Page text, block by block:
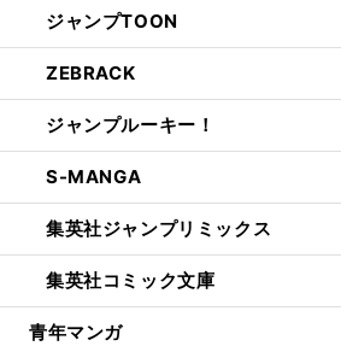
ジャンプTOON
ZEBRACK
ジャンプルーキー！
S-MANGA
集英社ジャンプリミックス
集英社コミック文庫
青年マンガ